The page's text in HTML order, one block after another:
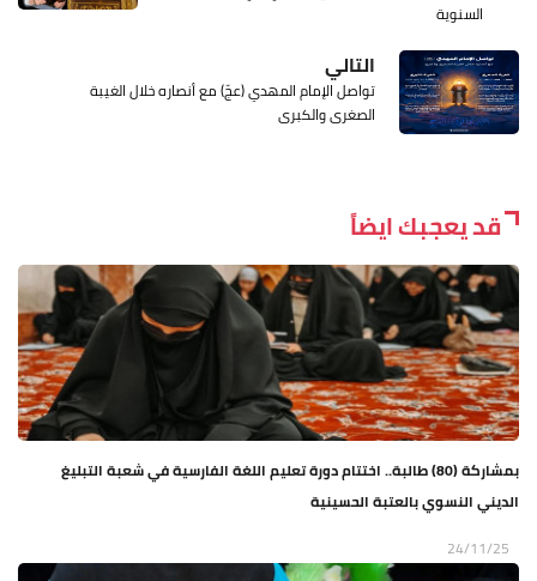
السنوية
التالي
تواصل الإمام المهدي (عجّ) مع أنصاره خلال الغيبة
الصغرى والكبرى
قد يعجبك ايضاً
بمشاركة (80) طالبة.. اختتام دورة تعليم اللغة الفارسية في شعبة التبليغ
الديني النسوي بالعتبة الحسينية
24/11/25